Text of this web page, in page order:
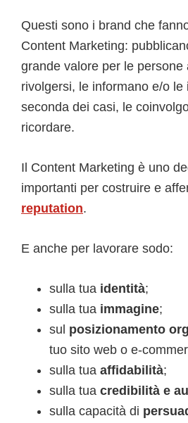
Questi sono i brand che
Content Marketing:
grande valore per le persone
rivolgersi, le informano e/o le
seconda dei casi, le
ricordare.
Il Content Marketing è uno
importanti per costruire e
reputation.
E anche per lavorare sodo:
sulla tua identità;
sulla tua immagine;
sul posizionamento
tuo sito web o e-
sulla tua affidabilità;
sulla tua credibilità e
sulla capacità di